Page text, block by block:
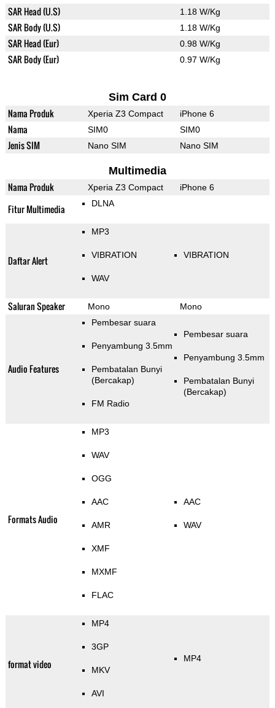
SAR Head (U.S) 1.18 W/Kg
SAR Body (U.S) 1.18 W/Kg
SAR Head (Eur) 0.98 W/Kg
SAR Body (Eur) 0.97 W/Kg
Sim Card 0
Nama Produk Xperia Z3 Compact iPhone 6
Nama SIM0 SIM0
Jenis SIM Nano SIM Nano SIM
Multimedia
Nama Produk Xperia Z3 Compact iPhone 6
Fitur Multimedia DLNA
Daftar Alert
MP3
VIBRATION
WAV
VIBRATION
Saluran Speaker Mono Mono
Audio Features
Pembesar suara
Penyambung 3.5mm
Pembatalan Bunyi
(Bercakap)
FM Radio
Pembesar suara
Penyambung 3.5mm
Pembatalan Bunyi
(Bercakap)
Formats Audio
MP3
WAV
OGG
AAC
AMR
XMF
MXMF
FLAC
AAC
WAV
format video
MP4
3GP
MKV
AVI
MP4